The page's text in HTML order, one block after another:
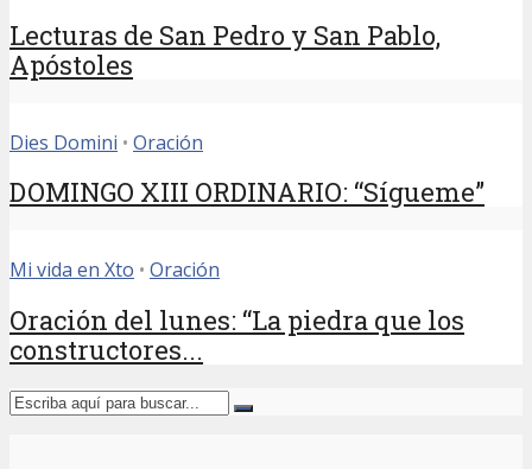
Lecturas de San Pedro y San Pablo,
Apóstoles
Dies Domini • Oración
DOMINGO XIII ORDINARIO: “Sígueme”
Mi vida en Xto • Oración
Oración del lunes: “La piedra que los
constructores...